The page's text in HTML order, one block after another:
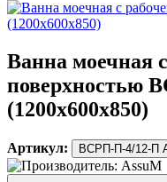
Ванна моечная
поверхностью
(1200х600х850)
Артикул: ВСРП-П-4/12-П